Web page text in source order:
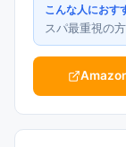
こんな人におす
スパ最重視の